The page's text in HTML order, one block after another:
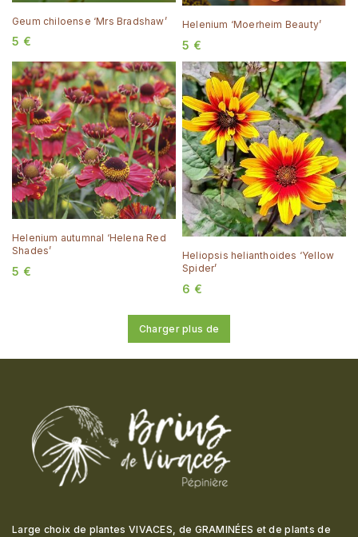
Geum chiloense ‘Mrs Bradshaw’
5 €
Helenium ‘Moerheim Beauty’
5 €
Helenium autumnal ‘Helena Red
Shades’
5 €
Heliopsis helianthoides ‘Yellow
Spider’
6 €
Charger plus de
Large choix de plantes VIVACES, de GRAMINÉES et de plants de